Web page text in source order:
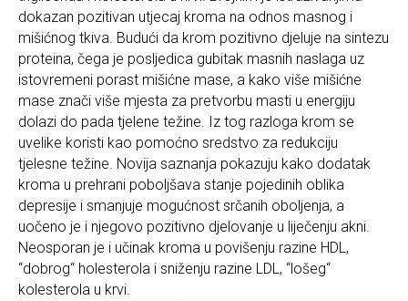
dokazan pozitivan utjecaj kroma na odnos masnog i
mišićnog tkiva. Budući da krom pozitivno djeluje na sintezu
proteina, čega je posljedica gubitak masnih naslaga uz
istovremeni porast mišićne mase, a kako više mišićne
mase znači više mjesta za pretvorbu masti u energiju
dolazi do pada tjelene težine. Iz tog razloga krom se
uvelike koristi kao pomoćno sredstvo za redukciju
tjelesne težine. Novija saznanja pokazuju kako dodatak
kroma u prehrani poboljšava stanje pojedinih oblika
depresije i smanjuje mogućnost srčanih oboljenja, a
uočeno je i njegovo pozitivno djelovanje u liječenju akni.
Neosporan je i učinak kroma u povišenju razine HDL,
“dobrog“ holesterola i sniženju razine LDL, “lošeg“
kolesterola u krvi.